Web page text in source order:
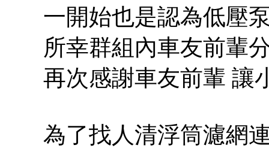
一開始也是認為低壓
所幸群組內車友前輩
再次感謝車友前輩 讓
為了找人清浮筒濾網